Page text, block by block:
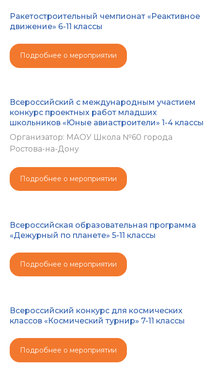
Ракетостроительный чемпионат «Реактивное
движение» 6-11 классы
Подробнее о мероприятии
Всероссийский с международным участием
конкурс проектных работ младших
школьников «Юные авиастроители» 1-4 классы
Организатор: МАОУ Школа №60 города
Ростова-на-Дону
Подробнее о мероприятии
Всероссийская образовательная программа
«Дежурный по планете» 5-11 классы
Подробнее о мероприятии
Всероссийский конкурс для космических
классов «Космический турнир» 7-11 классы
Подробнее о мероприятии